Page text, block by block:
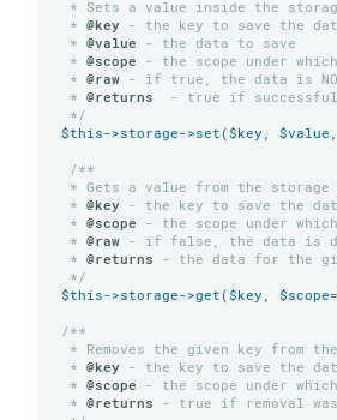
* Sets a value inside the
* @key - the key to save the
* @value - the data to save
* @scope - the scope under
* @raw - if true, the data is
* @returns
- true if
*/
$this->storage->set ( $key , $value
/**
* Gets a value from the
* @key - the key to save the
* @scope - the scope under
* @raw - if false, the data is
* @returns - the data for the
*/
$this->storage->get ( $key , $scope=
/**
* Removes the given key from
* @key - the key to save the
* @scope - the scope under
* @returns - true if removal